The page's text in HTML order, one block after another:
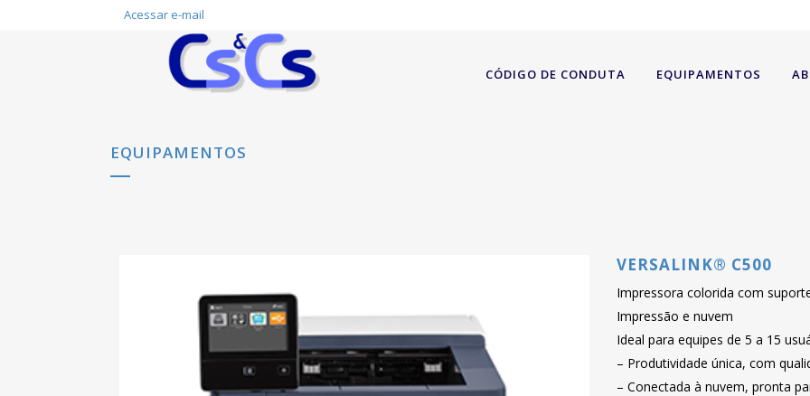
Acessar e-mail
CÓDIGO DE CONDUTA EQUIPAMENTOS
EQUIPAMENTOS
VERSALINK® C500
Impressora colorida com
Impressão e nuvem
Ideal para equipes de 5 a 15
– Produtividade única, com
– Conectada à nuvem, pronta